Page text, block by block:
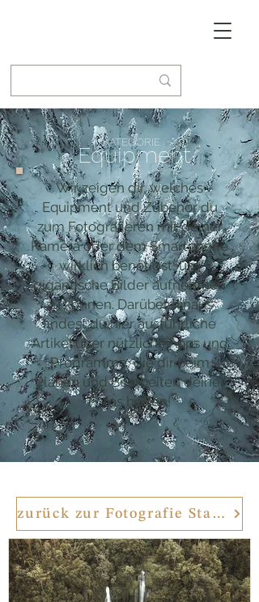
Wir zeigen dir, welches
Equipment und Zubehör du
zum Fotografieren mit deiner
Kamera oder dem Smartphone
wirklich benötigst, um
gigantische Bilder aufnehmen
zu können. Darüber hinaus
findest du hier ausführliche
Artikel über nützliche Apps und
Programme, die dir beim
Planen und Bearbeiten deiner
Fotos helfen!
KATEGORIE
Equipment
zurück zur Fotografie Startseite